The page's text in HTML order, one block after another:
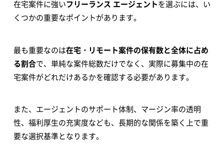
在宅案件に強いフリーランス エージェントを選ぶには、い
くつかの重要なポイントがあります。
最も重要なのは在宅・リモート案件の保有数と全体に占め
る割合で、単純な案件総数だけでなく、実際に募集中の在
宅案件がどれだけあるかを確認する必要があります。
また、エージェントのサポート体制、マージン率の透明
性、福利厚生の充実度なども、長期的な関係を築く上で重
要な選択基準となります。